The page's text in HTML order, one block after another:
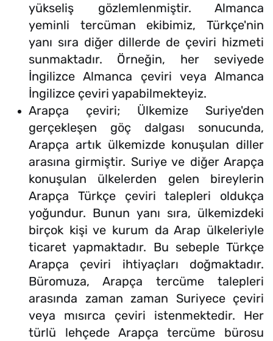
yükseliş gözlemlenmiştir. Almanca
yeminli tercüman ekibimiz, Türkçe'nin
yanı sıra diğer dillerde de çeviri hizmeti
sunmaktadır. Örneğin, her seviyede
İngilizce Almanca çeviri veya Almanca
İngilizce çeviri yapabilmekteyiz.
Arapça çeviri; Ülkemize Suriye'den
gerçekleşen göç dalgası sonucunda,
Arapça artık ülkemizde konuşulan diller
arasına girmiştir. Suriye ve diğer Arapça
konuşulan ülkelerden gelen bireylerin
Arapça Türkçe çeviri talepleri oldukça
yoğundur. Bunun yanı sıra, ülkemizdeki
birçok kişi ve kurum da Arap ülkeleriyle
ticaret yapmaktadır. Bu sebeple Türkçe
Arapça çeviri ihtiyaçları doğmaktadır.
Büromuza, Arapça tercüme talepleri
arasında zaman zaman Suriyece çeviri
veya mısırca çeviri istenmektedir. Her
türlü lehçede Arapça tercüme bürosu